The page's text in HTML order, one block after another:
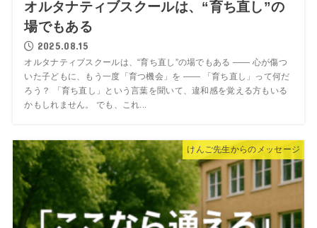
オルタナティブスクールは、“育ち直し”の
場でもある
2025.08.15
オルタナティブスクールは、“育ち直し”の場でもある ―― 心が傷つ
いた子どもに、もう一度「育つ機会」を ―― 「育ち直し」って何だ
ろう？ 「育ち直し」という言葉を聞いて、違和感を覚える方もいる
かもしれません。 でも、これ...
けんご先生からのメッセージ